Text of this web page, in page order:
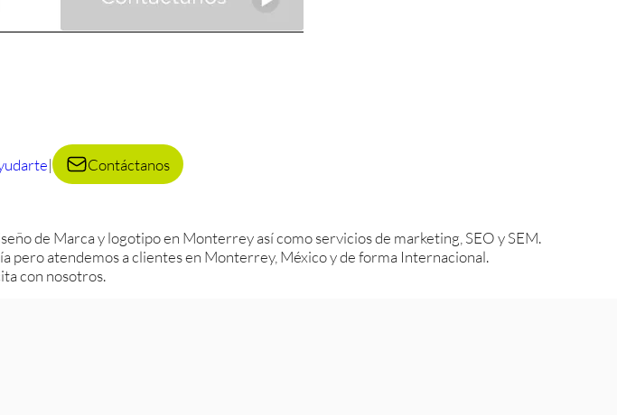
| Contáctanos
de Marca y logotipo en Monterrey así como servicios de marketing, SEO y SEM.
pero atendemos a clientes en Monterrey, México y de forma Internacional.
con nosotros.